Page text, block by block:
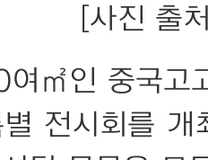
[사진 출
㎡인 중국고
전시회를